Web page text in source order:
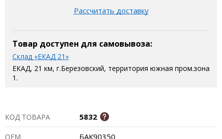
Рассчитать доставку
Товар доступен для самовывоза:
Склад «ЕКАД 21»
ЕКАД, 21 км, г.Березовский, территория южная пром.зона
1.
КОД ТОВАРА 5832
ОЕМ БАК90350